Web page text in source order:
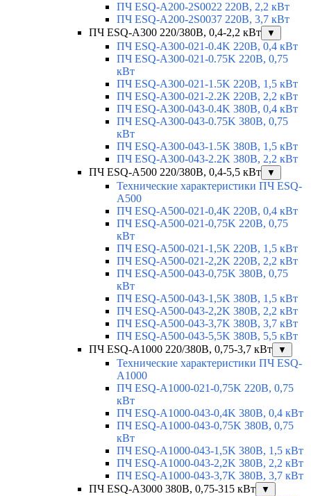
ПЧ ESQ-A200-2S0022 220В, 2,2 кВт
ПЧ ESQ-A200-2S0037 220В, 3,7 кВт
ПЧ ESQ-A300 220/380В, 0,4-2,2 кВт
▼
ПЧ ESQ-A300-021-0.4K 220В, 0,4 кВт
ПЧ ESQ-A300-021-0.75K 220В, 0,75
кВт
ПЧ ESQ-A300-021-1.5K 220В, 1,5 кВт
ПЧ ESQ-A300-021-2.2K 220В, 2,2 кВт
ПЧ ESQ-A300-043-0.4K 380В, 0,4 кВт
ПЧ ESQ-A300-043-0.75K 380В, 0,75
кВт
ПЧ ESQ-A300-043-1.5K 380В, 1,5 кВт
ПЧ ESQ-A300-043-2.2K 380В, 2,2 кВт
ПЧ ESQ-A500 220/380В, 0,4-5,5 кВт
▼
Технические характеристики ПЧ ESQ-
A500
ПЧ ESQ-A500-021-0,4K 220В, 0,4 кВт
ПЧ ESQ-A500-021-0,75K 220В, 0,75
кВт
ПЧ ESQ-A500-021-1,5K 220В, 1,5 кВт
ПЧ ESQ-A500-021-2,2K 220В, 2,2 кВт
ПЧ ESQ-A500-043-0,75K 380В, 0,75
кВт
ПЧ ESQ-A500-043-1,5K 380В, 1,5 кВт
ПЧ ESQ-A500-043-2,2K 380В, 2,2 кВт
ПЧ ESQ-A500-043-3,7K 380В, 3,7 кВт
ПЧ ESQ-A500-043-5,5K 380В, 5,5 кВт
ПЧ ESQ-A1000 220/380В, 0,75-3,7 кВт
▼
Технические характеристики ПЧ ESQ-
A1000
ПЧ ESQ-A1000-021-0,75K 220В, 0,75
кВт
ПЧ ESQ-A1000-043-0,4K 380В, 0,4 кВт
ПЧ ESQ-A1000-043-0,75K 380В, 0,75
кВт
ПЧ ESQ-A1000-043-1,5K 380В, 1,5 кВт
ПЧ ESQ-A1000-043-2,2K 380В, 2,2 кВт
ПЧ ESQ-A1000-043-3,7K 380В, 3,7 кВт
ПЧ ESQ-A3000 380В, 0,75-315 кВт
▼